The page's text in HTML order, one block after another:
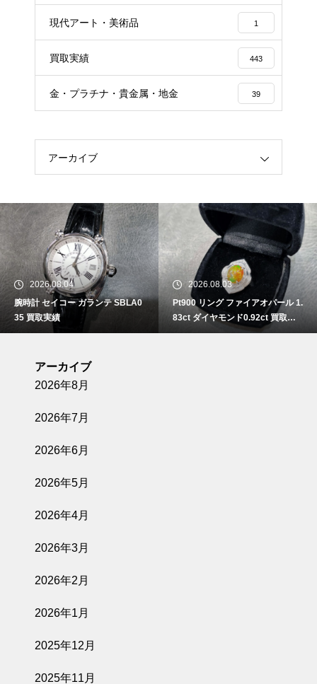
現代アート・美術品 1
買取実績 443
金・プラチナ・貴金属・地金 39
アーカイブ
2026.08.04
腕時計 セイコー ガランテ SBLA0
35 買取実績
2026.08.03
Pt900 リング ファイアオパール 1.
83ct ダイヤモンド0.92ct 買取実
績
アーカイブ
2026年8月
2026年7月
2026年6月
2026年5月
2026年4月
2026年3月
2026年2月
2026年1月
2025年12月
2025年11月